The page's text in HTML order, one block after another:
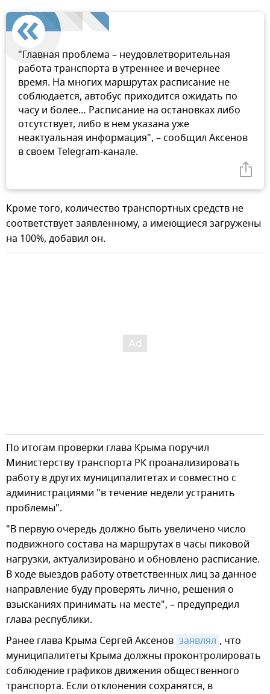
"Главная проблема – неудовлетворительная
работа транспорта в утреннее и вечернее
время. На многих маршрутах расписание не
соблюдается, автобус приходится ожидать по
часу и более… Расписание на остановках либо
отсутствует, либо в нем указана уже
неактуальная информация", – сообщил Аксенов
в своем Telegram-канале.
Кроме того, количество транспортных средств не
соответствует заявленному, а имеющиеся загружены
на 100%, добавил он.
По итогам проверки глава Крыма поручил
Министерству транспорта РК проанализировать
работу в других муниципалитетах и совместно с
администрациями "в течение недели устранить
проблемы".
"В первую очередь должно быть увеличено число
подвижного состава на маршрутах в часы пиковой
нагрузки, актуализировано и обновлено расписание.
В ходе выездов работу ответственных лиц за данное
направление буду проверять лично, решения о
взысканиях принимать на месте", – предупредил
глава республики.
Ранее глава Крыма Сергей Аксенов заявлял , что
муниципалитеты Крыма должны проконтролировать
соблюдение графиков движения общественного
транспорта. Если отклонения сохранятся, в